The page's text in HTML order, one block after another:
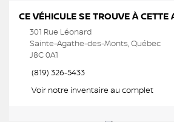
CE VÉHICULE SE TROUVE À CETTE
301 Rue Léonard
Sainte-Agathe-des-Monts, Québec
J8C 0A1
(819) 326-5433
Voir notre inventaire au complet